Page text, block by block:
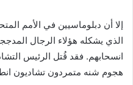
إلا أن دبلوماسيين في الأمم
الذي يشكله هؤلاء الرجال
انسحابهم. فقد قُتل الرئيس
هجوم شنه متمردون تشاديون